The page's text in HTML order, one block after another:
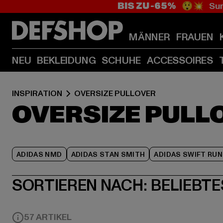
BIS ZU -65% 😲💥
MÄNNER FRAUEN
NEU BEKLEIDUNG SCHUHE ACCESSOIRES
INSPIRATION OVERSIZE PULLOVER
OVERSIZE
ADIDAS NMD ADIDAS STAN SMITH ADIDAS SWIFT RUN
SORTIEREN NACH:
57 ARTIKEL